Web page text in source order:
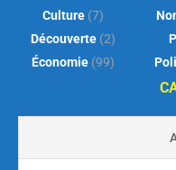
Culture (7)
Découverte (2)
Économie (99)